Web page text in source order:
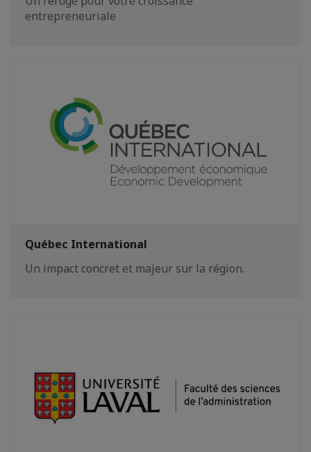
entrepreneuriale
Québec International
Un impact concret et majeur sur la région.